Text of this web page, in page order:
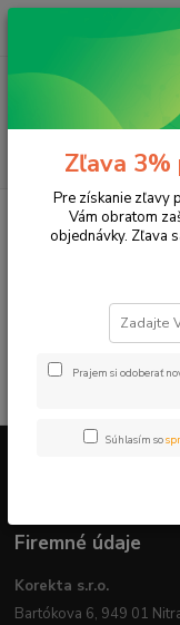
Tonery a náplne
LaserJet 3220
LaserJet
V tejto kategórii
Firemné údaje
Firemné údaje
Korekta s.r.o.
Bartókova 6, 949 01
Zľava 3%
Pre získanie zľavy
Vám obratom
objednávky. Zľava
Prajem si odoberať
Súhlasím so